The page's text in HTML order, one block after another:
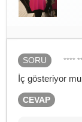
SORU ****
İç gösteriyor mu
CEVAP